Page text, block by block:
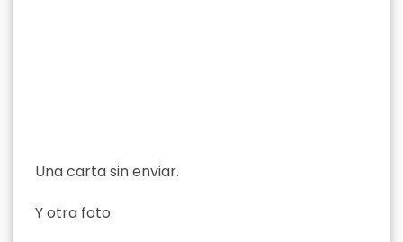
Una carta sin enviar.
Y otra foto.